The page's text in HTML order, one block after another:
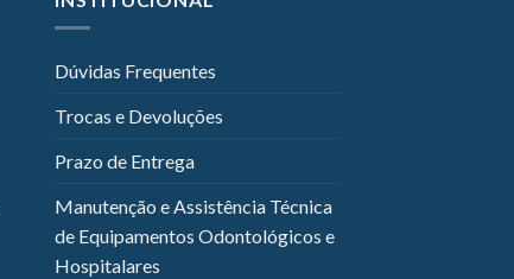
Dúvidas Frequentes
Trocas e Devoluções
Prazo de Entrega
Manutenção e Assistência Técnica
de Equipamentos Odontológicos e
Hospitalares